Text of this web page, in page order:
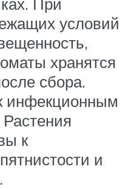
условий
хранятся
сбора.
инфекционным
к
и